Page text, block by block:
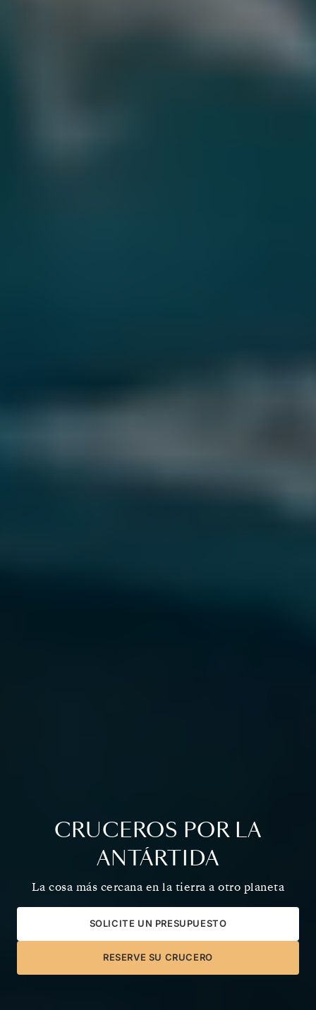
CRUCEROS POR LA
ANTÁRTIDA
La cosa más cercana en la tierra a otro planeta
SOLICITE UN PRESUPUESTO
RESERVE SU CRUCERO